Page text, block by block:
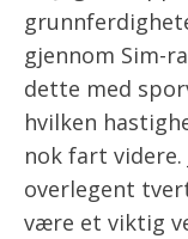
gjennom Sim-
dette med
hvilken
nok fart videre.
overlegent
være et viktig